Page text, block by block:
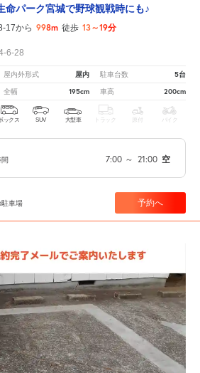
命パーク宮城で野球観戦時にも♪
17から 998m 徒歩 13～19分
6-28
屋内外形式 屋内 駐車台数 5台
全幅 195cm 車高 200cm
ックス SUV 大型車 トラック 原付 バイク
7:00 ～ 21:00 空
駐車場 予約へ